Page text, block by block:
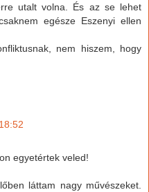
utalt volna. És az se lehet
egésze Eszenyi ellen
nem hiszem, hogy
egyetértek veled!
láttam nagy művészeket.